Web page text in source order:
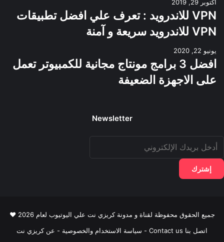
أكتوبر 29, 2019
VPN للاندرويد : تعرف علي افضل تطبيقات
VPN للاندرويد سريعة و آمنة
يونيو 22, 2020
افضل 3 برامج مونتاج مجانية للكمبيوتر تعمل
على الاجهزة الضعيفة
Newsletter
أدخل
بريدك
الإلكتروني
جميع الحقوق محفوظة لقناة و مدونة كريزي نت علي اليوتيوب لعام 2026 ♥
اتصل بنا Contact us
- سياسة الاستخدام والخصوصية - عن كريزي نت